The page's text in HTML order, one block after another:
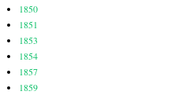
1850
1851
1853
1854
1857
1859